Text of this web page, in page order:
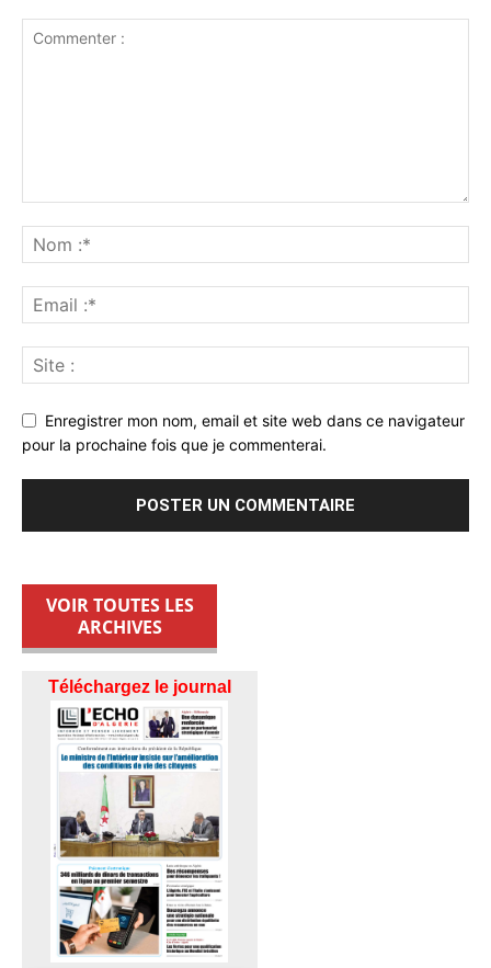
Enregistrer mon nom, email et site web dans ce navigateur
pour la prochaine fois que je commenterai.
VOIR TOUTES LES
ARCHIVES